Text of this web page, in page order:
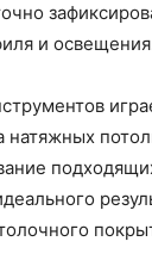
и
натяжных